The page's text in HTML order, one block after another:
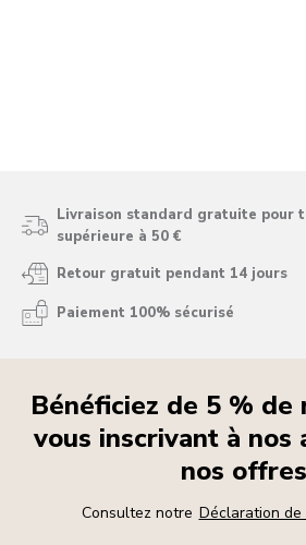
Livraison standard gratuite pour
supérieure à 50 €
Retour gratuit pendant 14 jours
Paiement 100% sécurisé
Bénéficiez de 5 % de
vous inscrivant à
nos offres
Consultez notre Déclaration